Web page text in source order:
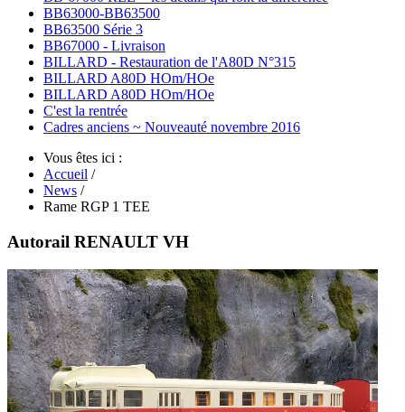
BB63000-BB63500
BB63500 Série 3
BB67000 - Livraison
BILLARD - Restauration de l'A80D N°315
BILLARD A80D HOm/HOe
BILLARD A80D HOm/HOe
C'est la rentrée
Cadres anciens ~ Nouveauté novembre 2016
Vous êtes ici :
Accueil /
News /
Rame RGP 1 TEE
Autorail RENAULT VH